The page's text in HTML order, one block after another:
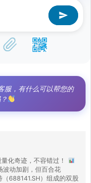
攀升至
服，有什么可以帮您的
化奇迹，不容错过！
波动加剧，但百合花
（688141.SH）组成的双股